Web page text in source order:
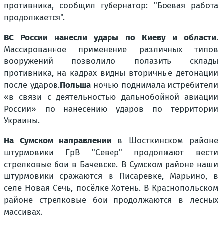
противника, сообщил губернатор: "Боевая работа
продолжается".
ВС России нанесли удары по Киеву и области.
Массированное применение различных типов
вооружений позволило полазить склады
противника, на кадрах видны вторичные детонации
после ударов.Польшаночью поднимала истребители
«в связи с деятельностью дальнобойной авиации
России» по нанесению ударов по территории
Украины.
На Сумском направлении в Шосткинском районе
штурмовики ГрВ "Север" продолжают вести
стрелковые бои в Бачевске. В Сумском районе наши
штурмовики сражаются в Писаревке, Марьино, в
селе Новая Сечь, посёлке Хотень. В Краснопольском
районе стрелковые бои продолжаются в лесных
массивах.